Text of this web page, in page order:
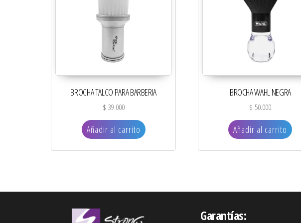
BROCHA TALCO PARA BARBERIA
$ 39.000
Añadir al carrito
BROCHA WAHL NEGRA
$ 50.000
Añadir al carrito
Garantías: